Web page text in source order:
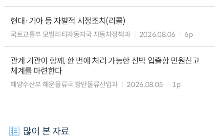
현대·기아 등 자발적 시정조치(리콜)
국토교통부 모빌리티자동차국 자동차정책과 2026.08.06 6p
관계 기관이 함께, 한 번에 처리 가능한 선박 입출항 민원신고
체계를 마련한다
해양수산부 해운물류국 항만물류산업과 2026.08.05 1p
많이 본 자료